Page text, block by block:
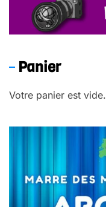
Panier
Votre panier est vide.